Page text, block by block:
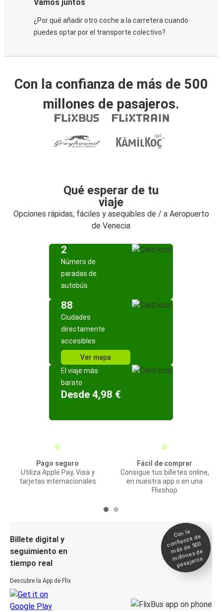
Vamos juntos
¿Por qué añadir otro coche a la carretera cuando
puedes optar por el transporte colectivo?
Con la confianza de más de 500
millones de pasajeros.
Qué esperar de tu
viaje
Opciones rápidas, fáciles y asequibles de / a Aeropuerto
de Venecia
2
Número de
paradas de
autobús
88
Ciudades
directamente
accesibles
Ver mapa
El viaje más
barato
Desde 4,98 €
Pago seguro
Utiliza Apple Pay, Visa y
tarjetas internacionales
Fácil de comprar
Consigue tus billetes online,
en nuestra app o en una
Flixshop
Billete digital y
seguimiento en
tiempo real
Descubre la App de Flix
Con la
confianza de
más de 500
millones de
pasajeros